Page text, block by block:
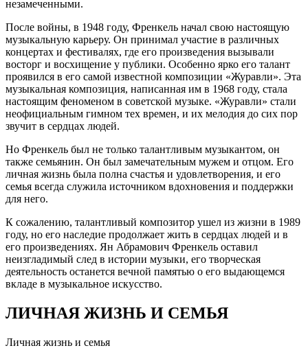
незамеченными.
После войны, в 1948 году, Френкель начал свою настоящую
музыкальную карьеру. Он принимал участие в различных
концертах и фестивалях, где его произведения вызывали
восторг и восхищение у публики. Особенно ярко его талант
проявился в его самой известной композиции «Журавли». Эта
музыкальная композиция, написанная им в 1968 году, стала
настоящим феноменом в советской музыке. «Журавли» стали
неофициальным гимном тех времен, и их мелодия до сих пор
звучит в сердцах людей.
Но Френкель был не только талантливым музыкантом, он
также семьянин. Он был замечательным мужем и отцом. Его
личная жизнь была полна счастья и удовлетворения, и его
семья всегда служила источником вдохновения и поддержки
для него.
К сожалению, талантливый композитор ушел из жизни в 1989
году, но его наследие продолжает жить в сердцах людей и в
его произведениях. Ян Абрамович Френкель оставил
неизгладимый след в истории музыки, его творческая
деятельность останется вечной памятью о его выдающемся
вкладе в музыкальное искусство.
ЛИЧНАЯ ЖИЗНЬ И СЕМЬЯ
Личная жизнь и семья